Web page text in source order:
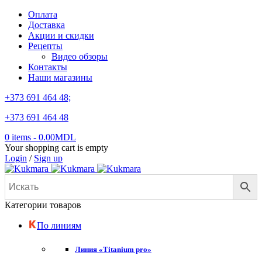
Оплата
Доставка
Акции и скидки
Рецепты
Видео обзоры
Контакты
Наши магазины
+373 691 464 48;
+373 691 464 48
0 items - 0.00MDL
Your shopping cart is empty
Login / Sign up
Категории товаров
По линиям
Линия «Titanium pro»